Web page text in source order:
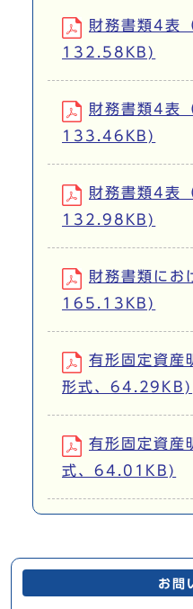
財務書類4表
132.58KB)
財務書類4表
133.46KB)
財務書類4表
132.98KB)
財務書類にお
165.13KB)
有形固定資産
形式、64.29KB)
有形固定資産
式、64.01KB)
お問